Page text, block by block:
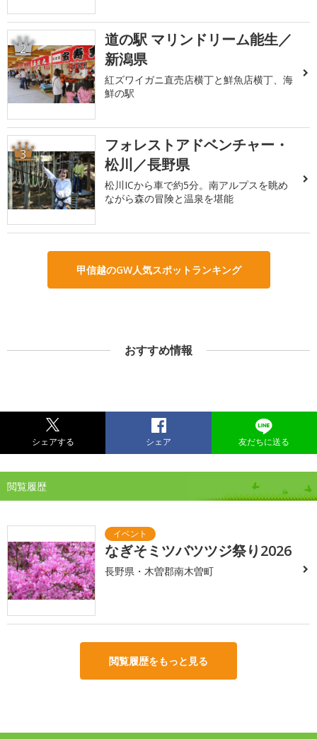
2
道の駅 マリンドリーム能生／
新潟県
紅ズワイガニ直売店横丁と鮮魚店横丁、海
鮮の駅
3
フォレストアドベンチャー・
松川／長野県
松川ICから車で約5分。南アルプスを眺め
ながら森の冒険と温泉を堪能
甲信越のGW人気スポットランキング
おすすめ情報
シェアする シェア 友だちに送る
閲覧履歴
なぎそミツバツツジ祭り2026
長野県・木曽郡南木曽町
閲覧履歴をもっと見る